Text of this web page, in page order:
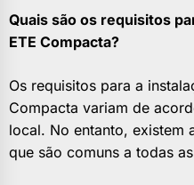
Quais são os requisitos
ETE Compacta?
Os requisitos para a
Compacta variam de
local. No entanto, existem
que são comuns a todas